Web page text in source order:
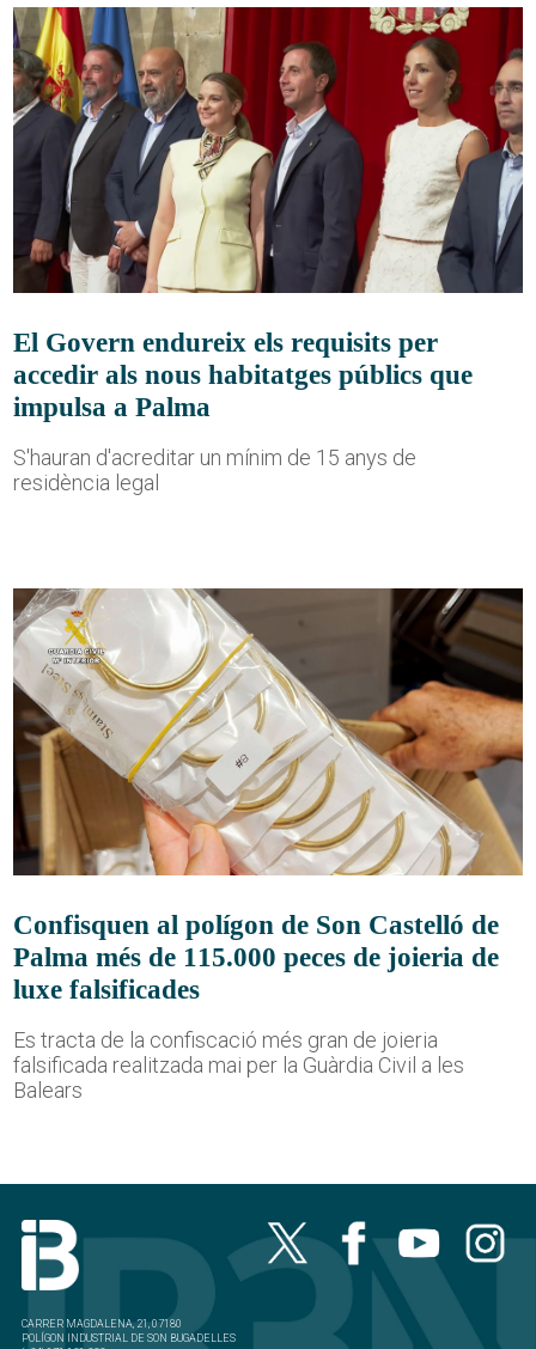
El Govern endureix els requisits per
accedir als nous habitatges públics que
impulsa a Palma
S'hauran d'acreditar un mínim de 15 anys de
residència legal
Confisquen al polígon de Son Castelló de
Palma més de 115.000 peces de joieria de
luxe falsificades
Es tracta de la confiscació més gran de joieria
falsificada realitzada mai per la Guàrdia Civil a les
Balears
CARRER MAGDALENA, 21, 07180
POLÍGON INDUSTRIAL DE SON BUGADELLES